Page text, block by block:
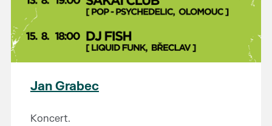
Jan Grabec
Koncert.